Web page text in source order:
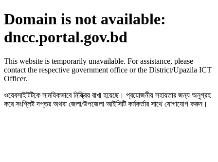
Domain is not available:
dncc.portal.gov.bd
This website is temporarily unavailable. For assistance, please
contact the respective government office or the District/Upazila ICT
Officer.
ওয়েবসাইটটিকে সাময়িকভাবে নিষ্ক্রিয় রাখা হয়েছে। প্রয়োজনীয় সহায়তার জন্য অনুগ্রহ
করে সংশ্লিষ্ট দপ্তর অথবা জেলা/উপজেলা আইসিটি কর্মকর্তার সাথে যোগাযোগ করুন।